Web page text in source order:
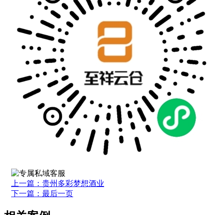
上一篇：贵州多彩梦想酒业
下一篇：最后一页